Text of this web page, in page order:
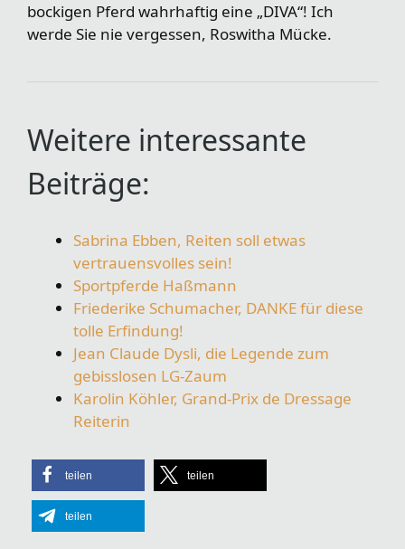
bockigen Pferd wahrhaftig eine „DIVA“! Ich
werde Sie nie vergessen, Roswitha Mücke.
Weitere interessante
Beiträge:
Sabrina Ebben, Reiten soll etwas
vertrauensvolles sein!
Sportpferde Haßmann
Friederike Schumacher, DANKE für diese
tolle Erfindung!
Jean Claude Dysli, die Legende zum
gebisslosen LG-Zaum
Karolin Köhler, Grand-Prix de Dressage
Reiterin
teilen teilen
teilen